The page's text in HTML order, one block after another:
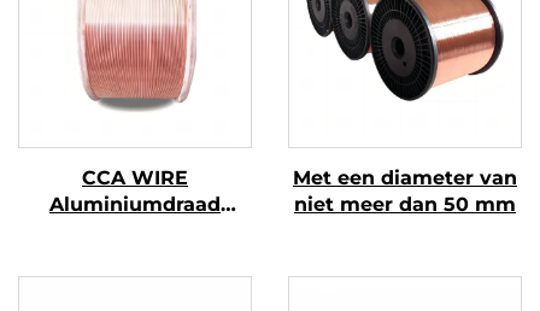
CCA WIRE
Aluminiumdraad
Met een diameter van
niet meer dan 50 mm